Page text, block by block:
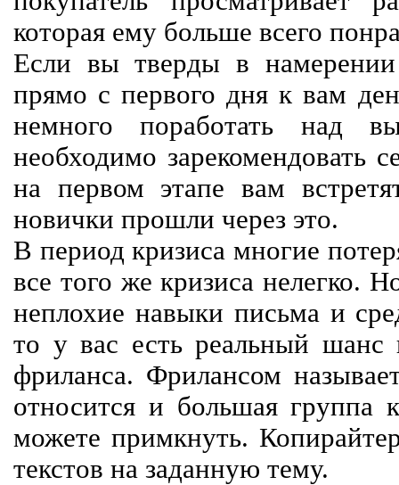
которая ему больше всего
Если вы тверды в
прямо с первого дня к вам
немного поработать над
необходимо зарекомендовать
на первом этапе вам
новички прошли через это.
В период кризиса многие
все того же кризиса нелегко.
неплохие навыки письма и
то у вас есть реальный шанс
фриланса. Фрилансом
относится и большая группа
можете примкнуть.
текстов на заданную тему.